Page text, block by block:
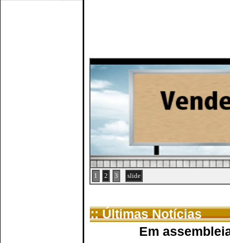
1 2 3 slide
:: Últimas Notícias
Em